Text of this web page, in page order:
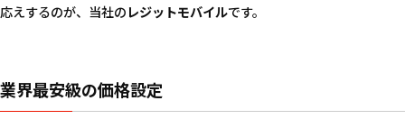
応えするのが、当社のレジットモバイルです。
業界最安級の価格設定